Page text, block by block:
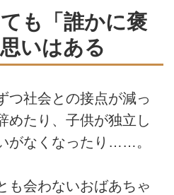
も「誰かに褒
いはある
つ社会との接点が減っ
めたり、子供が独立し
がなくなったり……。
も会わないおばあちゃ